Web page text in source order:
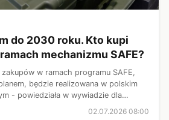
do 2030 roku. Kto kupi
mechanizmu SAFE?
w ramach programu SAFE,
będzie realizowana w polskim
- powiedziała w wywiadzie dla
wiceszefowa MON Magdalena
02.07.2026 08:00